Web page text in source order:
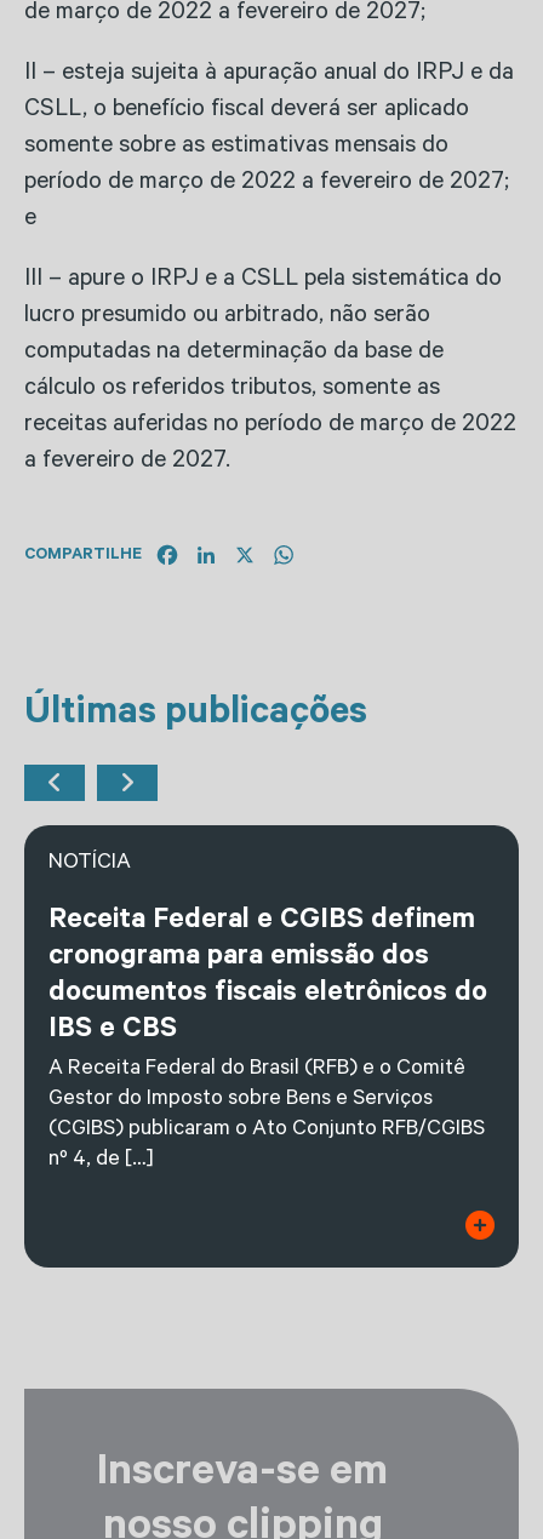
de março de 2022 a fevereiro de 2027;
II – esteja sujeita à apuração anual do IRPJ e da
CSLL, o benefício fiscal deverá ser aplicado
somente sobre as estimativas mensais do
período de março de 2022 a fevereiro de 2027;
e
III – apure o IRPJ e a CSLL pela sistemática do
lucro presumido ou arbitrado, não serão
computadas na determinação da base de
cálculo os referidos tributos, somente as
receitas auferidas no período de março de 2022
a fevereiro de 2027.
COMPARTILHE FacebookLinkedIn
Últimas publicações
NOTÍCIA
Receita Federal e CGIBS definem
cronograma para emissão dos
documentos fiscais eletrônicos do
IBS e CBS
A Receita Federal do Brasil (RFB) e o Comitê
Gestor do Imposto sobre Bens e Serviços
(CGIBS) publicaram o Ato Conjunto RFB/CGIBS
nº 4, de […]
Inscreva-se em